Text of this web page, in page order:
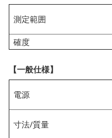
測定範囲
確度
【一般仕様】
電源
寸法/質量